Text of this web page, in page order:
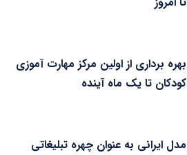
بهره برداری از اولین مرکز مهارت آموزی
کودکان تا یک ماه آینده
مدل ایرانی به عنوان چهره تبلیغاتی